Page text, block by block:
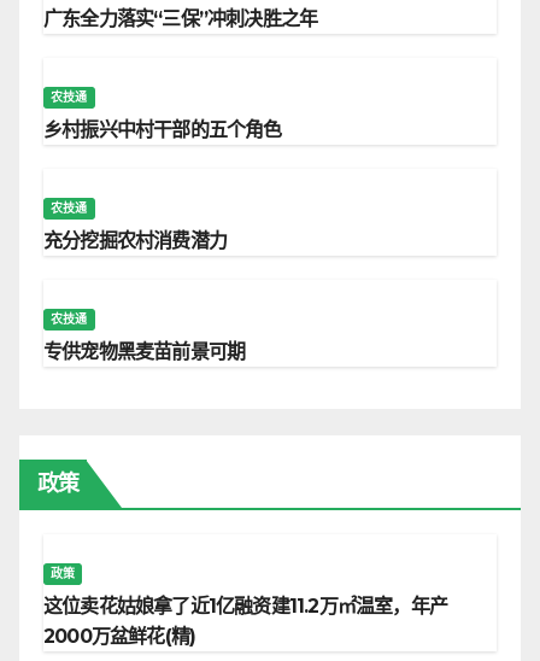
广东全力落实“三保”冲刺决胜之年
农技通
乡村振兴中村干部的五个角色
农技通
充分挖掘农村消费潜力
农技通
专供宠物黑麦苗前景可期
政策
政策
这位卖花姑娘拿了近1亿融资建11.2万㎡温室，年产
2000万盆鲜花(精)